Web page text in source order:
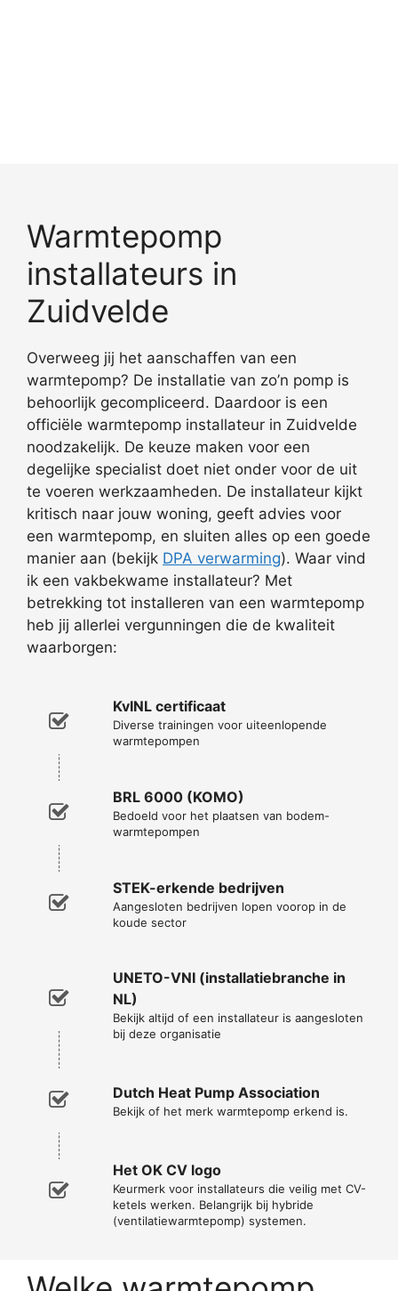
Warmtepomp
installateurs in
Zuidvelde
Overweeg jij het aanschaffen van een
warmtepomp? De installatie van zo’n pomp is
behoorlijk gecompliceerd. Daardoor is een
officiële warmtepomp installateur in Zuidvelde
noodzakelijk. De keuze maken voor een
degelijke specialist doet niet onder voor de uit
te voeren werkzaamheden. De installateur kijkt
kritisch naar jouw woning, geeft advies voor
een warmtepomp, en sluiten alles op een goede
manier aan (bekijk DPA verwarming). Waar vind
ik een vakbekwame installateur? Met
betrekking tot installeren van een warmtepomp
heb jij allerlei vergunningen die de kwaliteit
waarborgen:
KvINL certificaat
Diverse trainingen voor uiteenlopende
warmtepompen
BRL 6000 (KOMO)
Bedoeld voor het plaatsen van bodem-
warmtepompen
STEK-erkende bedrijven
Aangesloten bedrijven lopen voorop in de
koude sector
UNETO-VNI (installatiebranche in
NL)
Bekijk altijd of een installateur is aangesloten
bij deze organisatie
Dutch Heat Pump Association
Bekijk of het merk warmtepomp erkend is.
Het OK CV logo
Keurmerk voor installateurs die veilig met CV-
ketels werken. Belangrijk bij hybride
(ventilatiewarmtepomp) systemen.